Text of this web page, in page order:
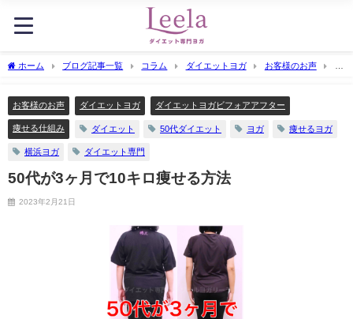
ホーム ブログ記事一覧 コラム ダイエットヨガ お客様のお声
お客様のお声 ダイエットヨガ ダイエットヨガビフォアアフター
痩せる仕組み ダイエット 50代ダイエット ヨガ 痩せるヨガ
横浜ヨガ ダイエット専門
50代が3ヶ月で10キロ痩せる方法
2023年2月21日